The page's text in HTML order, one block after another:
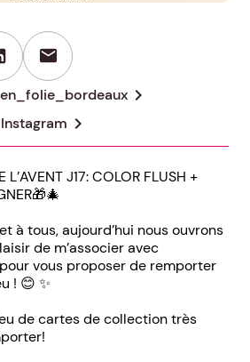
mail
chevron_right
Instagram chevron_right
L’AVENT J17: COLOR FLUSH +
à tous, aujourd’hui nous ouvrons
de m’associer avec
vous proposer de remporter
! 😊 ✨
de cartes de collection très